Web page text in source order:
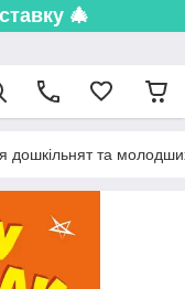
🎄
дошкільнят та